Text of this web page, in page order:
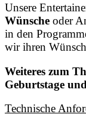
Unsere
Wünsche oder
in den
wir ihren
Weiteres zum
Geburtstage
Technische